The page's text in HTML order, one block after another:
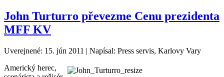
John Turturro převezme Cenu prezidenta
MFF KV
Uverejnené: 15. jún 2011 | Napísal: Press servis, Karlovy Vary
Americký herec,